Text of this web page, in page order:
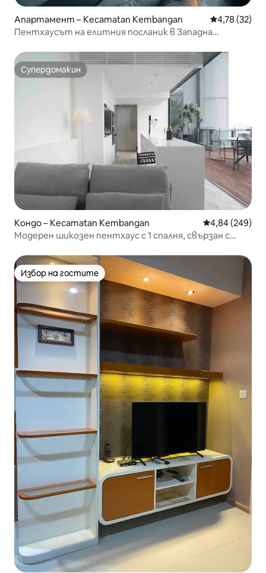
Апартамент – Kecamatan Kembangan Средна
4,78 (32)
Пентхаусът на елитния посланик в Западна
Супердомакин
Супердомакин
Кондо – Kecamatan Kembangan Средна
4,84 (249)
Модерен шикозен пентхаус с 1 спалня, свързан с
Избор на гостите
Избор на гостите